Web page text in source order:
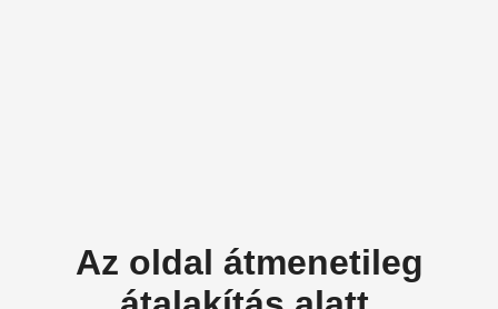
Az oldal átmenetileg